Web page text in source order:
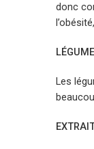
donc
Les